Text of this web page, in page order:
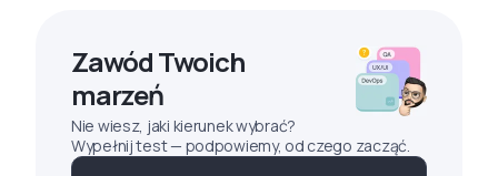
Zawód Twoich
marzeń
Nie wiesz, jaki kierunek wybrać?
Wypełnij test — podpowiemy, od czego zacząć.